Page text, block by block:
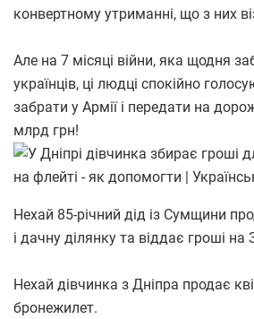
конвертному утриманні, що з них
Але на 7 місяці війни, яка щодня
українців, ці людці спокійно
забрати у Армії і передати на
млрд грн!
Нехай 85-річний дід із Сумщини
і дачну ділянку та віддає гроші на
Нехай дівчинка з Дніпра продає
бронежилет.